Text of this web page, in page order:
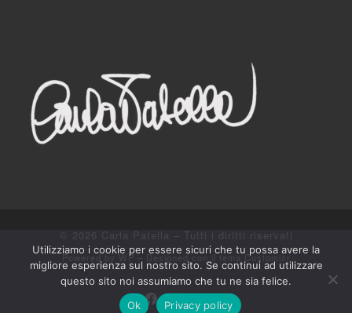
© 2026 Carla Patella – Tutti i diritti riservati
Powered byWP– Designed con iltema Customizr
Utilizziamo i cookie per essere sicuri che tu possa avere la
migliore esperienza sul nostro sito. Se continui ad utilizzare
questo sito noi assumiamo che tu ne sia felice.
Ok
Privacy policy